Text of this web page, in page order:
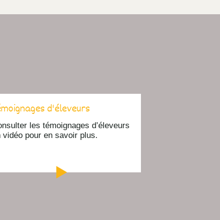
d'éleveurs
les témoignages d’éleveurs
vidéo pour en savoir plus.